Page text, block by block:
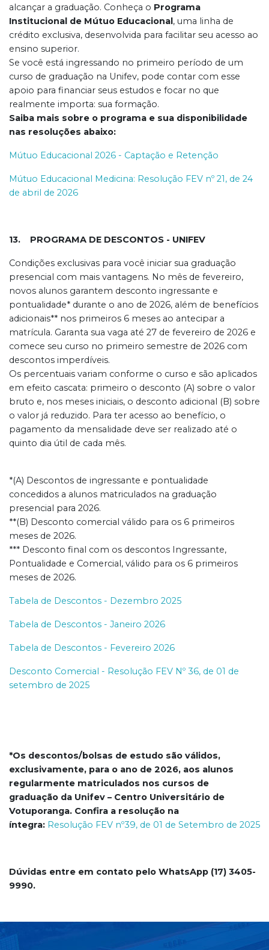
alcançar a graduação. Conheça o Programa
Institucional de Mútuo Educacional , uma linha de
crédito exclusiva, desenvolvida para facilitar seu acesso ao
ensino superior.
Se você está ingressando no primeiro período de um
curso de graduação na Unifev, pode contar com esse
apoio para financiar seus estudos e focar no que
realmente importa: sua formação.
Saiba mais sobre o programa e sua disponibilidade
nas resoluções abaixo:
Mútuo Educacional 2026 - Captação e Retenção
Mútuo Educacional Medicina: Resolução FEV nº 21, de 24
de abril de 2026
13. PROGRAMA DE DESCONTOS - UNIFEV
Condições exclusivas para você iniciar sua graduação
presencial com mais vantagens. No mês de fevereiro,
novos alunos garantem desconto ingressante e
pontualidade* durante o ano de 2026, além de benefícios
adicionais** nos primeiros 6 meses ao antecipar a
matrícula. Garanta sua vaga até 27 de fevereiro de 2026 e
comece seu curso no primeiro semestre de 2026 com
descontos imperdíveis.
Os percentuais variam conforme o curso e são aplicados
em efeito cascata: primeiro o desconto (A) sobre o valor
bruto e, nos meses iniciais, o desconto adicional (B) sobre
o valor já reduzido. Para ter acesso ao benefício, o
pagamento da mensalidade deve ser realizado até o
quinto dia útil de cada mês.
*(A) Descontos de ingressante e pontualidade
concedidos a alunos matriculados na graduação
presencial para 2026.
**(B) Desconto comercial válido para os 6 primeiros
meses de 2026.
*** Desconto final com os descontos Ingressante,
Pontualidade e Comercial, válido para os 6 primeiros
meses de 2026.
Tabela de Descontos - Dezembro 2025
Tabela de Descontos - Janeiro 2026
Tabela de Descontos - Fevereiro 2026
Desconto Comercial - Resolução FEV Nº 36, de 01 de
setembro de 2025
*Os descontos/bolsas de estudo são válidos,
exclusivamente, para o ano de 2026, aos alunos
regularmente matriculados nos cursos de
graduação da Unifev – Centro Universitário de
Votuporanga. Confira a resolução na
íntegra: Resolução FEV nº39, de 01 de Setembro de 2025
Dúvidas entre em contato pelo WhatsApp (17) 3405-
9990.